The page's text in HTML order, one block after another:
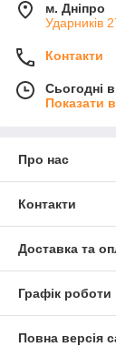
м. Дніпро
Ударників
Контакти
Сьогодні
Показати
Про нас
Контакти
Доставка та
Графік роботи
Повна версія